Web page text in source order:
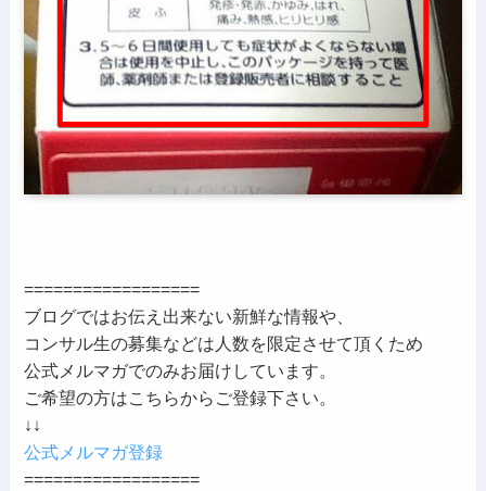
==================
ブログではお伝え出来ない新鮮な情報や、
コンサル生の募集などは人数を限定させて頂くため
公式メルマガでのみお届けしています。
ご希望の方はこちらからご登録下さい。
↓↓
公式メルマガ登録
==================